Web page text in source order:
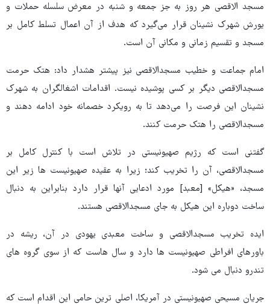
مسجد الاقصی هر روز به جز جمعه و شنبه در معرض سلسله حملات و
یورش شهرک نشینان قرار می‌گیرد که هدف از آن اعمال تسلط کامل بر
مسجد و تقسیم زمانی و مکانی آن است.
امام جماعت و خطیب مسجدالاقصی نیز پیشتر هشدار داد: هتک حرمت
مسجدالاقصی دیگر بر کسی پوشیده نیست. اقدامات اشغالگران به شهرک
نشینان این فرصت را می‌دهد تا به رویکرد خصمانه خود ادامه دهند و
مسجدالاقصی را هتک حرمت کنند.
گفتنی است که رژیم صهیونیستی در تلاش است با کنترل کامل بر
مسجدالاقصی، آن را تخریب کند؛ زیرا به عقیده صهیونیست ها زیر این
مسجد، «هیکل» [معبد] مورد ادعایی آنها قرار دارد بنابراین به دنبال
ساخت دوباره این هیکل به جای مسجدالاقصی هستند.
ایده تخریب مسجدالاقصی و ساخت معبدی یهودی در آن، ریشه در
باورهای افراطی صهیونیست ها دارد و سال هاست که از سوی گروه های
تندرو دنبال می شود.
جریان مسیحی صهیونیستی در آمریکا، اصلی ترین حامی این اقدام است که